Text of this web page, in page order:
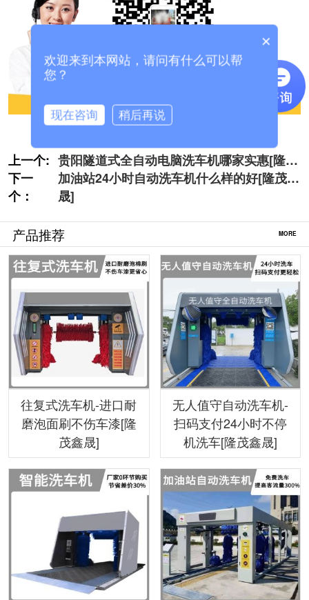
上一个: 贵阳隧道式全自动电脑洗车机哪家实惠[隆茂
鑫晟]
下一
个：
加油站24小时自动洗车机什么样的好[隆茂鑫
晟]
产品推荐 MORE
往复式洗车机-进口耐
磨泡面刷不伤车漆[隆
茂鑫晟]
无人值守自动洗车机-
扫码支付24小时不停
机洗车[隆茂鑫晟]
×
欢迎来到本网站，请问有什么可以帮
您？
现在咨询 稍后再说